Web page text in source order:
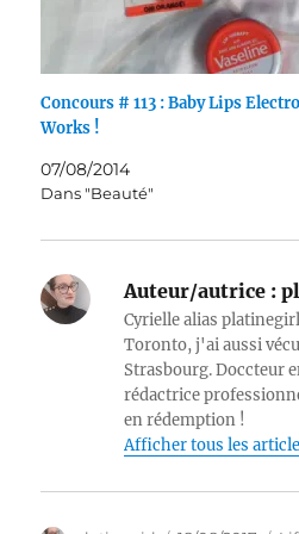
Concours # 113 : Baby Lips
Works !
07/08/2014
Dans "Beauté"
Auteur/autrice :
Cyrielle alias
Toronto, j'ai aussi
Strasbourg. Doccteur
rédactrice
en rédemption !
Afficher tous les